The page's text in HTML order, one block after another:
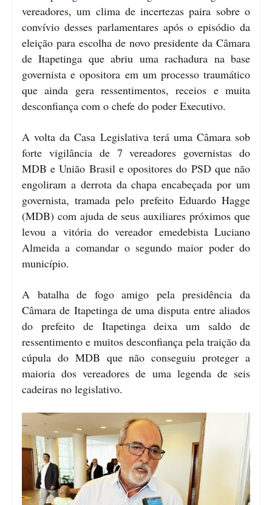
vereadores, um clima de incertezas paira sobre o
convívio desses parlamentares após o episódio da
eleição para escolha de novo presidente da Câmara
de Itapetinga que abriu uma rachadura na base
governista e opositora em um processo traumático
que ainda gera ressentimentos, receios e muita
desconfiança com o chefe do poder Executivo.
A volta da Casa Legislativa terá uma Câmara sob
forte vigilância de 7 vereadores governistas do
MDB e União Brasil e opositores do PSD que não
engoliram a derrota da chapa encabeçada por um
governista, tramada pelo prefeito Eduardo Hagge
(MDB) com ajuda de seus auxiliares próximos que
levou a vitória do vereador emedebista Luciano
Almeida a comandar o segundo maior poder do
município.
A batalha de fogo amigo pela presidência da
Câmara de Itapetinga de uma disputa entre aliados
do prefeito de Itapetinga deixa um saldo de
ressentimento e muitos desconfiança pela traição da
cúpula do MDB que não conseguiu proteger a
maioria dos vereadores de uma legenda de seis
cadeiras no legislativo.